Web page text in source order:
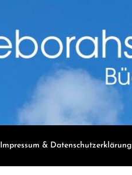
Impressum & Datenschutzerklärung